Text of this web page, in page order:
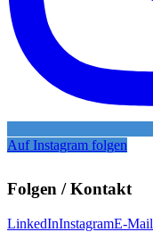
Auf Instagram folgen
Folgen / Kontakt
LinkedInInstagramE-Mail